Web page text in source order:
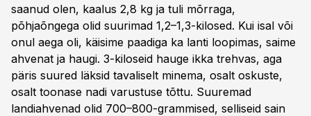
saanud olen, kaalus 2,8 kg ja tuli mõrraga,
põhjaõngega olid suurimad 1,2–1,3-kilosed. Kui isal või
onul aega oli, käisime paadiga ka lanti loopimas, saime
ahvenat ja haugi. 3-kiloseid hauge ikka trehvas, aga
päris suured läksid tavaliselt minema, osalt oskuste,
osalt toonase nadi varustuse tõttu. Suuremad
landiahvenad olid 700–800-grammised, selliseid sain